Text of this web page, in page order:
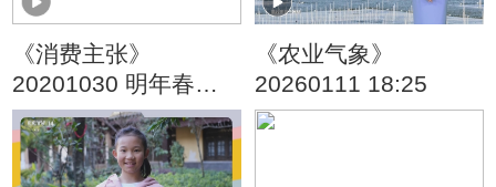
《消费主张》
20201030 明年春
夏，如何穿搭扮靓你
自己？
《农业气象》
20260111 18:25